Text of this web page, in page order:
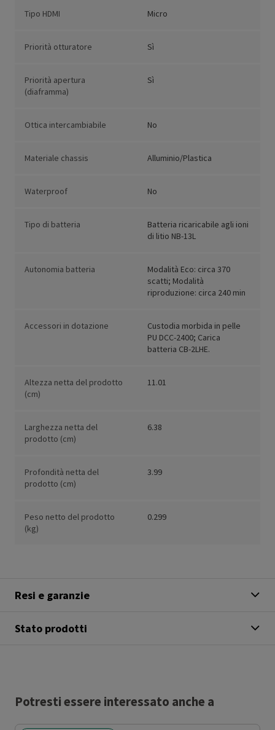
Tipo HDMI Micro
Priorità otturatore Sì
Priorità apertura
(diaframma)
Sì
Ottica intercambiabile No
Materiale chassis Alluminio/Plastica
Waterproof No
Tipo di batteria
Batteria ricaricabile agli ioni
di litio NB-13L
Autonomia batteria
Modalità Eco: circa 370
scatti; Modalità
riproduzione: circa 240 min
Accessori in dotazione
Custodia morbida in pelle
PU DCC-2400; Carica
batteria CB-2LHE.
Altezza netta del prodotto
(cm)
11.01
Larghezza netta del
prodotto (cm)
6.38
Profondità netta del
prodotto (cm)
3.99
Peso netto del prodotto
(kg)
0.299
Resi e garanzie
Stato prodotti
Potresti essere interessato anche a